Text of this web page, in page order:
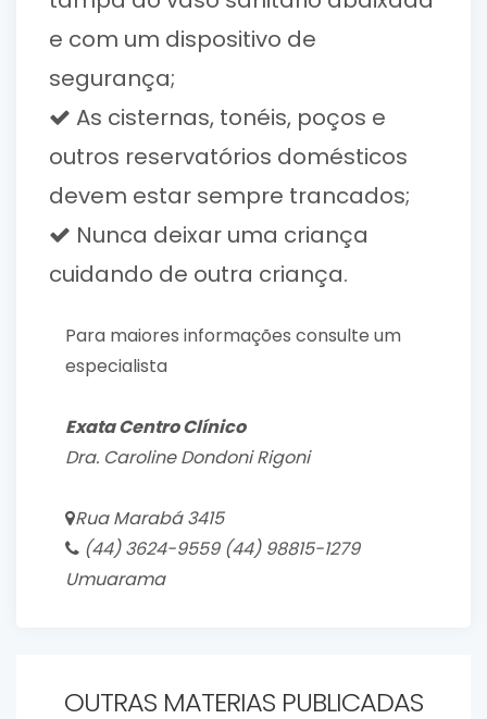
e com um dispositivo de
segurança;
As cisternas, tonéis, poços e
outros reservatórios domésticos
devem estar sempre trancados;
Nunca deixar uma criança
cuidando de outra criança.
Para maiores informações consulte um
especialista
Exata Centro Clí­nico
Dra. Caroline Dondoni Rigoni
Rua Marabá 3415
(44) 3624-9559 (44) 98815-1279
Umuarama
OUTRAS MATERIAS PUBLICADAS